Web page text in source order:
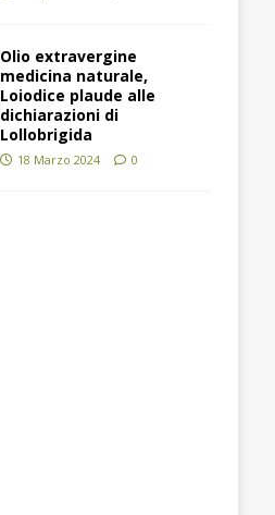
Olio extravergine
medicina naturale,
Loiodice plaude alle
dichiarazioni di
Lollobrigida
18 Marzo 2024 0